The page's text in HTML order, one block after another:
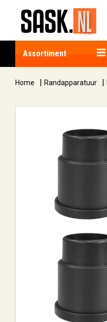
Assortiment
Home | Randapparatuur |